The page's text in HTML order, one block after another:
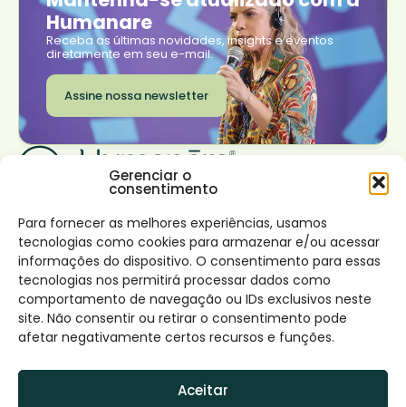
Gerenciar o
consentimento
Para fornecer as melhores experiências, usamos
tecnologias como cookies para armazenar e/ou acessar
informações do dispositivo. O consentimento para essas
tecnologias nos permitirá processar dados como
comportamento de navegação ou IDs exclusivos neste
site. Não consentir ou retirar o consentimento pode
afetar negativamente certos recursos e funções.
Aceitar
Humanare
Receba as últimas novidades, insights e eventos
diretamente em seu e-mail.
Assine nossa newsletter
Sobre nós
Impacto
Canal de denúncia e
Política
Conteúdos
Blog
Transformar seu
Nossas soluções
Desenvolvimento de
líderes virtuosos
Desenvolvimento
interior
Design de times e
potencialização de
impacto
Trabalhe conosco
Rio de Janeiro
São Paulo
Lisboa
Conecte-se
Facebook
Instagram
LinkedIn